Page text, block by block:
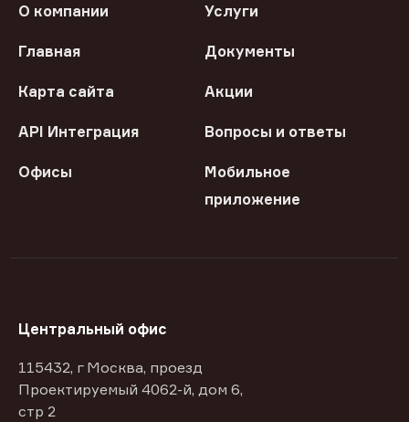
О компании Услуги
Главная Документы
Карта сайта Акции
API Интеграция Вопросы и ответы
Офисы
Мобильное
приложение
Центральный офис
115432, г Москва, проезд
Проектируемый 4062-й, дом 6,
стр 2